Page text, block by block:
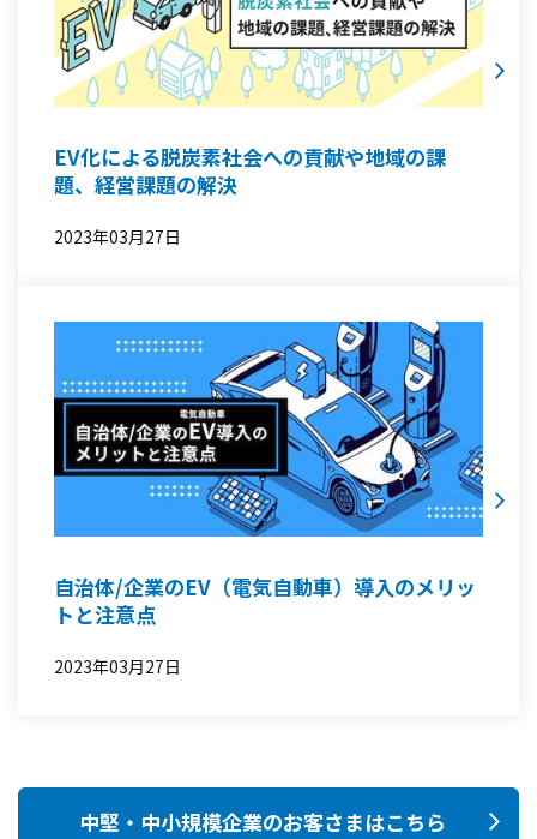
EV化による脱炭素社会への貢献や地域の課
題、経営課題の解決
2023年03月27日
自治体/企業のEV（電気自動車）導入のメリッ
トと注意点
2023年03月27日
中堅・中小規模企業のお客さまはこちら